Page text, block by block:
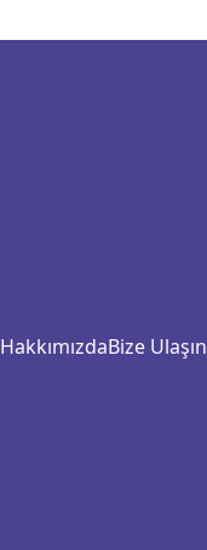
HakkımızdaBize Ulaşın